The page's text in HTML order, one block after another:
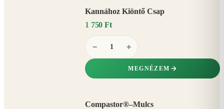
Kannához Kiöntő Csap
1 750 Ft
− +
MEGNÉZEM
Compastor®–Mulcs